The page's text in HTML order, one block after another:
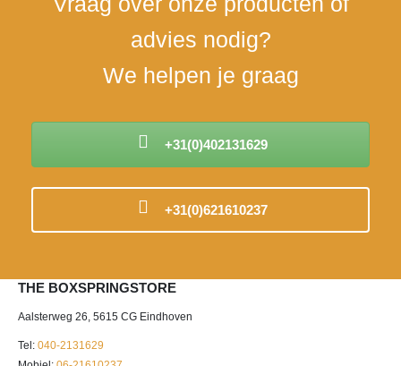
advies nodig?
We helpen je graag
+31(0)402131629
+31(0)621610237
THE BOXSPRINGSTORE
Aalsterweg 26, 5615 CG Eindhoven
Tel: 040-2131629